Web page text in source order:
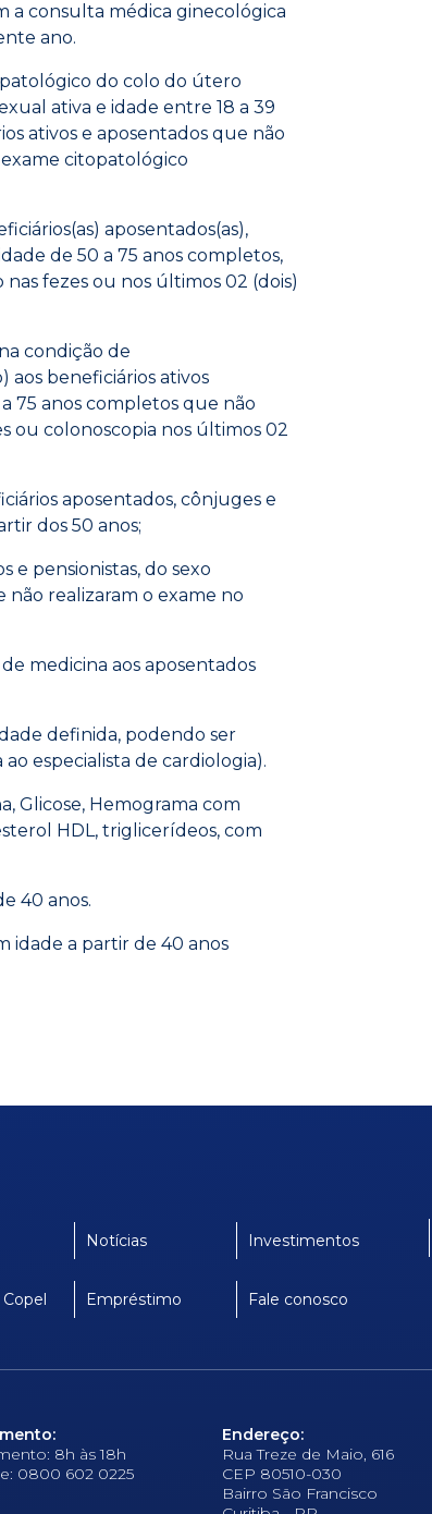
a consulta médica ginecológica
ano.
do colo do útero
ativa e idade entre 18 a 39
ativos e aposentados que não
citopatológico
aposentados(as),
de 50 a 75 anos completos,
fezes ou nos últimos 02 (dois)
condição de
aos beneficiários ativos
75 anos completos que não
ou colonoscopia nos últimos 02
aposentados, cônjuges e
dos 50 anos;
e pensionistas, do sexo
não realizaram o exame no
medicina aos aposentados
definida, podendo ser
especialista de cardiologia).
Glicose, Hemograma com
HDL, triglicerídeos, com
40 anos.
idade a partir de 40 anos
Notícias Investimentos
Empréstimo Fale conosco
8h às 18h
0800 602 0225
Endereço:
Rua Treze de Maio, 616
CEP 80510-030
Bairro São Francisco